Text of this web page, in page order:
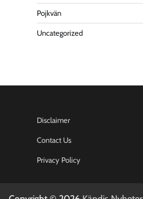
Pojkvän
Uncategorized
Disclaimer
Contact Us
Privacy Policy